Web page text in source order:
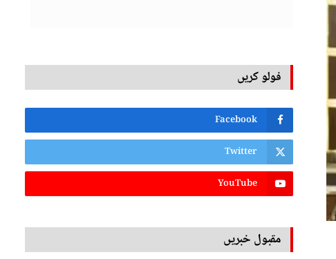
فولو کریں
Facebook
Twitter
YouTube
مقبول خبریں